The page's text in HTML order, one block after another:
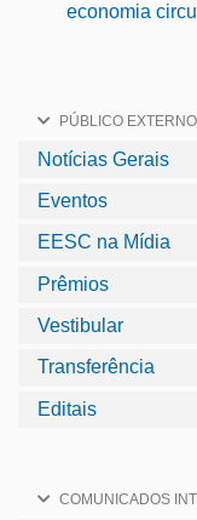
economia
PÚBLICO EXTERNO
Notícias Gerais
Eventos
EESC na Mídia
Prêmios
Vestibular
Transferência
Editais
COMUNICADOS